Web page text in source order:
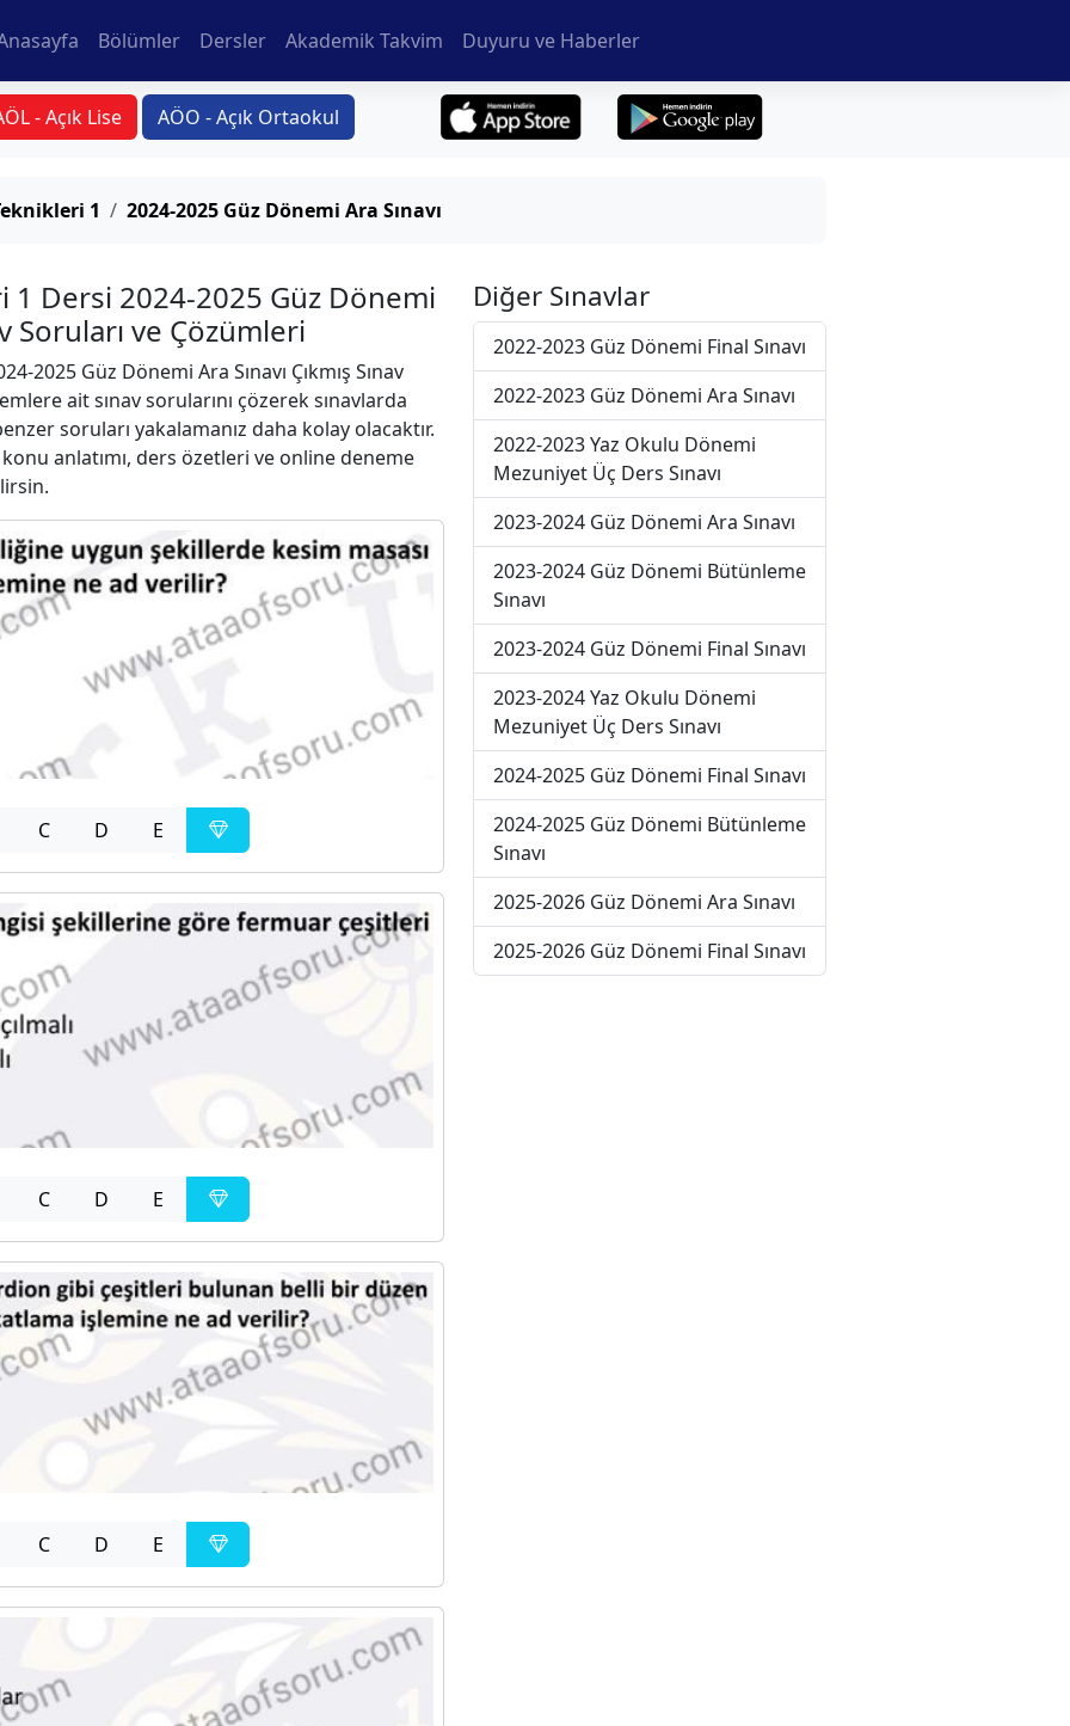
Bölümler Dersler Akademik Takvim Duyuru ve Haberler
- Açık Lise AÖO - Açık Ortaokul
1 2024-2025 Güz Dönemi Ara Sınavı
1 Dersi 2024-2025 Güz Dönemi
Soruları ve Çözümleri
2025 Güz Dönemi Ara Sınavı Çıkmış Sınav
ait sınav sorularını çözerek sınavlarda
soruları yakalamanız daha kolay olacaktır.
konu anlatımı, ders özetleri ve online deneme
C D E
C D E
C D E
Diğer Sınavlar
2022-2023 Güz Dönemi Final Sınavı
2022-2023 Güz Dönemi Ara Sınavı
2022-2023 Yaz Okulu Dönemi
Mezuniyet Üç Ders Sınavı
2023-2024 Güz Dönemi Ara Sınavı
2023-2024 Güz Dönemi Bütünleme
Sınavı
2023-2024 Güz Dönemi Final Sınavı
2023-2024 Yaz Okulu Dönemi
Mezuniyet Üç Ders Sınavı
2024-2025 Güz Dönemi Final Sınavı
2024-2025 Güz Dönemi Bütünleme
Sınavı
2025-2026 Güz Dönemi Ara Sınavı
2025-2026 Güz Dönemi Final Sınavı